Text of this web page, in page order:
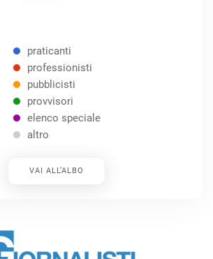
praticanti
professionisti
pubblicisti
provvisori
elenco speciale
altro
VAI ALL’ALBO